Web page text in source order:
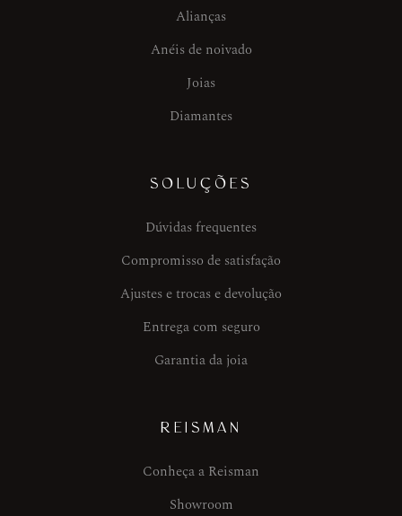
Alianças
Anéis de noivado
Joias
Diamantes
SOLUÇÕES
Dúvidas frequentes
Compromisso de satisfação
Ajustes e trocas e devolução
Entrega com seguro
Garantia da joia
REISMAN
Conheça a Reisman
Showroom